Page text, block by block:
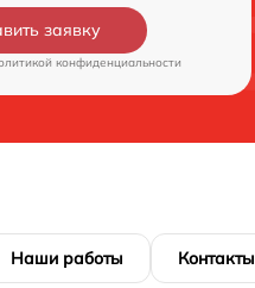
заявку
конфиденциальности
Наши работы Контакты